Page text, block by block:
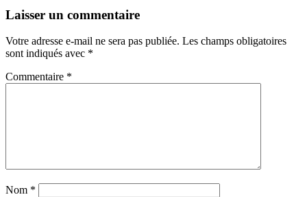
Laisser un commentaire
Votre adresse e-mail ne sera pas publiée. Les champs obligatoires
sont indiqués avec *
Commentaire *
Nom *